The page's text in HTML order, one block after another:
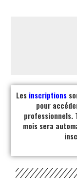
Les inscriptions
pour
professionnels.
mois sera